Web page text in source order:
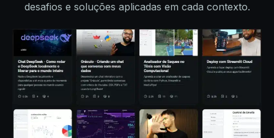
desafios e soluções aplicadas em cada contexto.